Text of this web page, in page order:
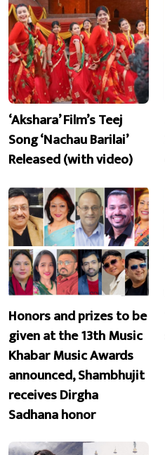
‘Akshara’ Film’s Teej
Song ‘Nachau Barilai’
Released (with video)
Honors and prizes to be
given at the 13th Music
Khabar Music Awards
announced, Shambhujit
receives Dirgha
Sadhana honor